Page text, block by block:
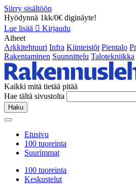
Siirry sisältöön
Hyödynnä 1kk/0€ diginäyte!
Lue lisää
Kirjaudu
Aiheet
Arkkitehtuuri Infra Kiinteistöt Pientalo
Rakentaminen Suunnittelu Talotekniikka
Kaikki mitä tietää pitää
Hae tältä sivustolta
Haku
Etusivu
100 tuoreinta
Suurimmat
100 tuoreinta
Keskustelut